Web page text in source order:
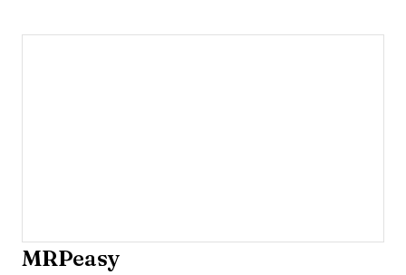
MRPeasy